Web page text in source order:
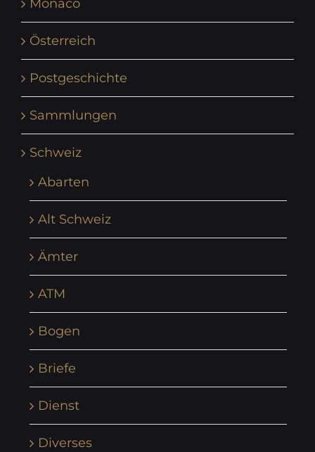
Monaco
Österreich
Postgeschichte
Sammlungen
Schweiz
Abarten
Alt Schweiz
Ämter
ATM
Bogen
Briefe
Dienst
Diverses